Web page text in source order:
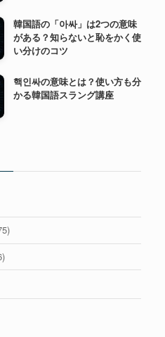
韓国語の「아싸」は2つの意味
がある？知らないと恥をかく使
い分けのコツ
핵인싸の意味とは？使い方も分
かる韓国語スラング講座